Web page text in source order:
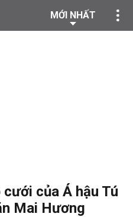
MỚI NHẤT
của Á hậu Tú
Mai Hương